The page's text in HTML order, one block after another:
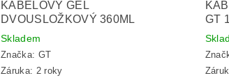
KABELOVÝ GEL
DVOUSLOŽKOVÝ 360ML
Skladem
Značka: GT
Záruka: 2 roky
GT